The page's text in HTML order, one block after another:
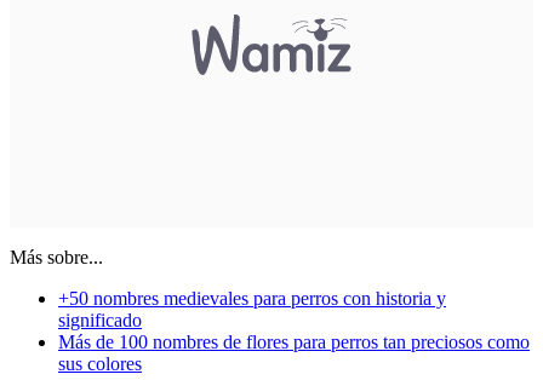
Más sobre...
+50 nombres medievales para perros con historia y
significado
Más de 100 nombres de flores para perros tan preciosos como
sus colores